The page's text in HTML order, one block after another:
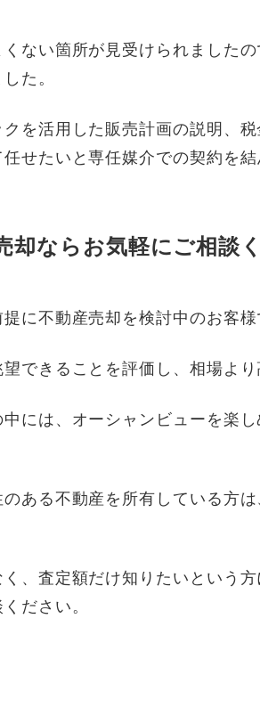
ない箇所が見受けられました
た。
を活用した販売計画の説明、
せたいと専任媒介での契約を結
却ならお気軽にご相談
に不動産売却を検討中のお客様
できることを評価し、相場より
には、オーシャンビューを楽
ある不動産を所有している方
、査定額だけ知りたいという
ださい。